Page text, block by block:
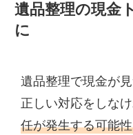
遺品整理の現金
に
遺品整理で現金が
正しい対応をしな
任が発生する可能性